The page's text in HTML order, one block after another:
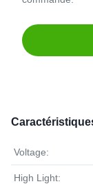
Voltage:
High Light: